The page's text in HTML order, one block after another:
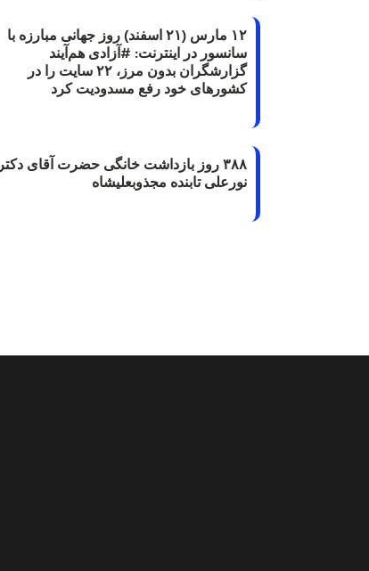
۱۲ مارس (۲۱ اسفند) روز جهانی مبارزه با
سانسور در اینترنت: #آزادی هم‌آیند
گزارشگران‌ بدون مرز، ۲۲ سایت را در
کشورهای خود رفع مسدودیت کرد
۳۸۸ روز بازداشت خانگی حضرت آقای دکتر
نورعلی تابنده مجذوبعلیشاه